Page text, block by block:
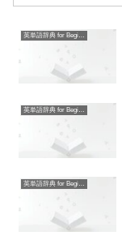
英単語辞典 for Beginners
英単語辞典 for Beginners
英単語辞典 for Beginners